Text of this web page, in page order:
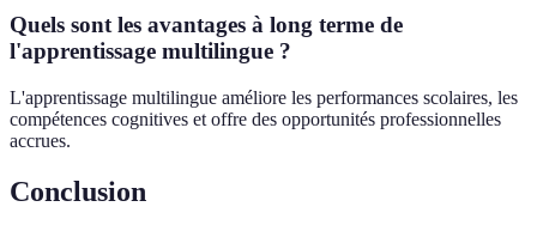
Quels sont les avantages à long terme de
l'apprentissage multilingue ?
L'apprentissage multilingue améliore les performances scolaires, les
compétences cognitives et offre des opportunités professionnelles
accrues.
Conclusion